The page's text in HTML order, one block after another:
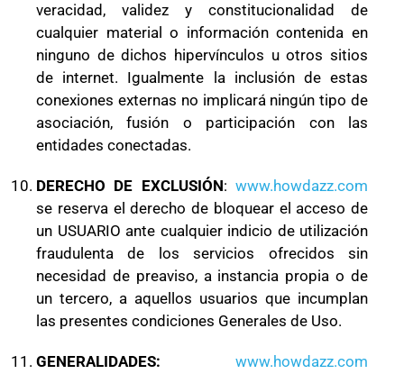
veracidad, validez y constitucionalidad de
cualquier material o información contenida en
ninguno de dichos hipervínculos u otros sitios
de internet. Igualmente la inclusión de estas
conexiones externas no implicará ningún tipo de
asociación, fusión o participación con las
entidades conectadas.
DERECHO DE EXCLUSIÓN:www.howdazz.com
se reserva el derecho de bloquear el acceso de
un USUARIO ante cualquier indicio de utilización
fraudulenta de los servicios ofrecidos sin
necesidad de preaviso, a instancia propia o de
un tercero, a aquellos usuarios que incumplan
las presentes condiciones Generales de Uso.
GENERALIDADES:
www.howdazz.com